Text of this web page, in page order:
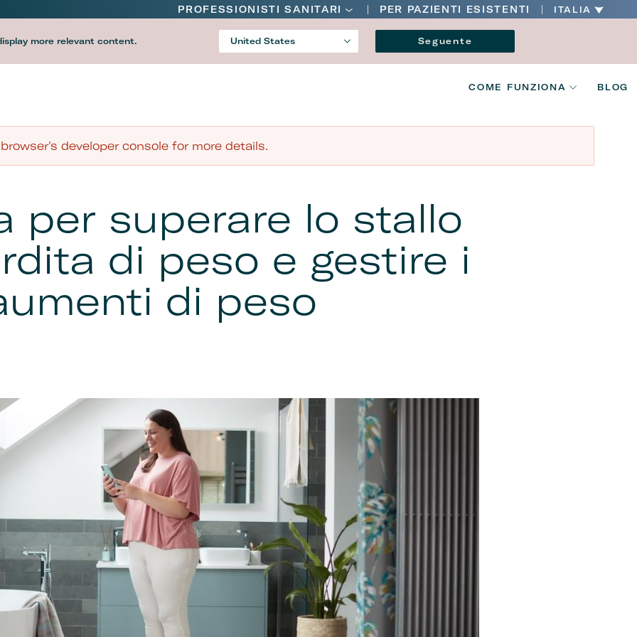
PROFESSIONISTI SANITARI PER PAZIENTI ESISTENTI ITALIA
more relevant content. United States
Country
Seguente
V2
Main
navigation
COME FUNZIONA BLOG
navigation
developer console for more details.
per superare lo stallo
di peso e gestire i
di peso